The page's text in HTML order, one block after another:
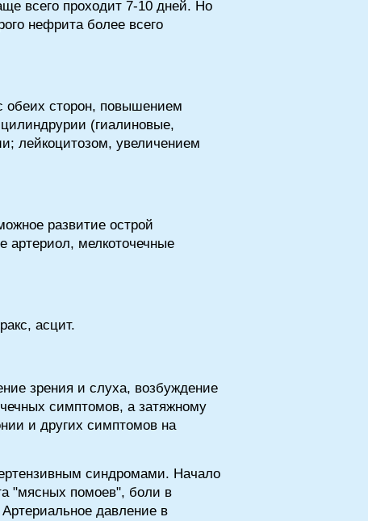
всего проходит 7-10 дней. Но
нефрита более всего
обеих сторон, повышением
(гиалиновые,
лейкоцитозом, увеличением
развитие острой
артериол, мелкоточечные
асцит.
зрения и слуха, возбуждение
симптомов, а затяжному
и других симптомов на
синдромами. Начало
"мясных помоев", боли в
давление в